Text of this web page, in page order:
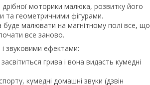
моторики малюка, розвитку його
та геометричними фігурами.
малювати на магнітному полі все, що
все заново.
звуковими ефектами:
грива і вона видасть кумедні
кумедні домашні звуки (дзвін